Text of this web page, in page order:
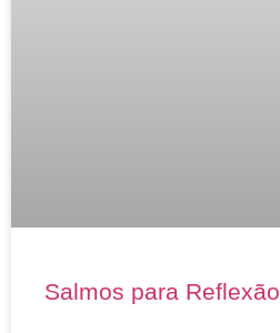
Salmos para Reflexão